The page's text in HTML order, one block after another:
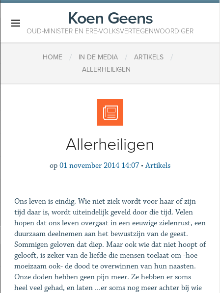
Koen Geens
OUD-MINISTER EN ERE-VOLKSVERTEGENWOORDIGER
HOME / IN DE MEDIA / ARTIKELS /
ALLERHEILIGEN
Allerheiligen
op 01 november 2014 14:07 • Artikels
Ons leven is eindig. Wie niet ziek wordt voor haar of zijn
tijd daar is, wordt uiteindelijk geveld door die tijd. Velen
hopen dat ons leven overgaat in een eeuwige zielenrust, een
duurzaam deelnemen aan het bewustzijn van de geest.
Sommigen geloven dat diep. Maar ook wie dat niet hoopt of
gelooft, is zeker van de liefde die mensen toelaat om -hoe
moeizaam ook- de dood te overwinnen van hun naasten.
Onze doden hebben geen pijn meer. Ze hebben er soms
heel veel gehad, en laten ...er soms nog meer achter bij wie